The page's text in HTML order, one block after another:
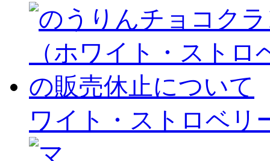
ワイト・ストロベリ